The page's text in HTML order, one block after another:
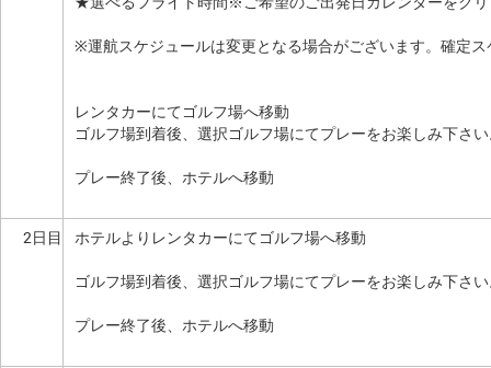
※運航スケジュールは変更となる場合がございます。確定
レンタカーにてゴルフ場へ移動
ゴルフ場到着後、選択ゴルフ場にてプレーをお楽しみ下さ
プレー終了後、ホテルへ移動
2日目 ホテルよりレンタカーにてゴルフ場へ移動
ゴルフ場到着後、選択ゴルフ場にてプレーをお楽しみ下さ
プレー終了後、ホテルへ移動